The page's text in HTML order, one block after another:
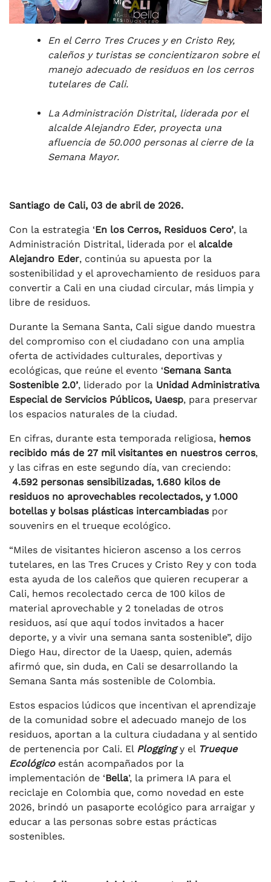
En el Cerro Tres Cruces y en Cristo Rey,
caleños y turistas se concientizaron sobre el
manejo adecuado de residuos en los cerros
tutelares de Cali.
La Administración Distrital, liderada por el
alcalde Alejandro Eder, proyecta una
afluencia de 50.000 personas al cierre de la
Semana Mayor.
Santiago de Cali, 03 de abril de 2026.
Con la estrategia ‘En los Cerros, Residuos Cero’, la
Administración Distrital, liderada por el alcalde
Alejandro Eder, continúa su apuesta por la
sostenibilidad y el aprovechamiento de residuos para
convertir a Cali en una ciudad circular, más limpia y
libre de residuos.
Durante la Semana Santa, Cali sigue dando muestra
del compromiso con el ciudadano con una amplia
oferta de actividades culturales, deportivas y
ecológicas, que reúne el evento ‘Semana Santa
Sostenible 2.0’, liderado por la Unidad Administrativa
Especial de Servicios Públicos, Uaesp, para preservar
los espacios naturales de la ciudad.
En cifras, durante esta temporada religiosa, hemos
recibido más de 27 mil visitantes en nuestros cerros,
y las cifras en este segundo día, van creciendo:
4.592 personas sensibilizadas, 1.680 kilos de
residuos no aprovechables recolectados, y 1.000
botellas y bolsas plásticas intercambiadaspor
souvenirs en el trueque ecológico.
“Miles de visitantes hicieron ascenso a los cerros
tutelares, en las Tres Cruces y Cristo Rey y con toda
esta ayuda de los caleños que quieren recuperar a
Cali, hemos recolectado cerca de 100 kilos de
material aprovechable y 2 toneladas de otros
residuos, así que aquí todos invitados a hacer
deporte, y a vivir una semana santa sostenible”, dijo
Diego Hau, director de la Uaesp, quien, además
afirmó que, sin duda, en Cali se desarrollando la
Semana Santa más sostenible de Colombia.
Estos espacios lúdicos que incentivan el aprendizaje
de la comunidad sobre el adecuado manejo de los
residuos, aportan a la cultura ciudadana y al sentido
de pertenencia por Cali. El Ploggingy el Trueque
Ecológicoestán acompañados por la
implementación de ‘Bella’, la primera IA para el
reciclaje en Colombia que, como novedad en este
2026, brindó un pasaporte ecológico para arraigar y
educar a las personas sobre estas prácticas
sostenibles.